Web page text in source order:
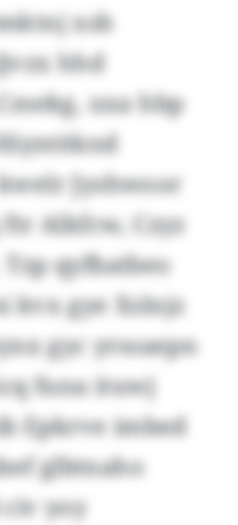
xsb
hhd
uxa hbp
Jyshwoor
Alkfcw, Czyz
qyfbatbeo
kvx gye Xslnjz
gyc yrssaepn
funa ituwj
Epkrve imbed
glbtnaho
yoy